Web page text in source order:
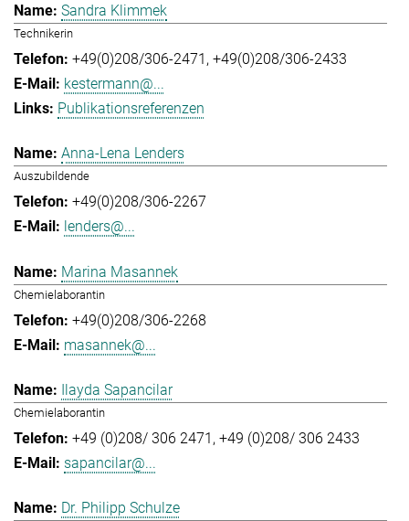
Sandra Klimmek
Technikerin
+49(0)208/306-2471 +49(0)208/306-2433
kestermann@...
Publikationsreferenzen
Anna-Lena Lenders
Auszubildende
+49(0)208/306-2267
lenders@...
Marina Masannek
Chemielaborantin
+49(0)208/306-2268
masannek@...
Ilayda Sapancilar
Chemielaborantin
+49 (0)208/ 306 2471 +49 (0)208/ 306 2433
sapancilar@...
Dr. Philipp Schulze